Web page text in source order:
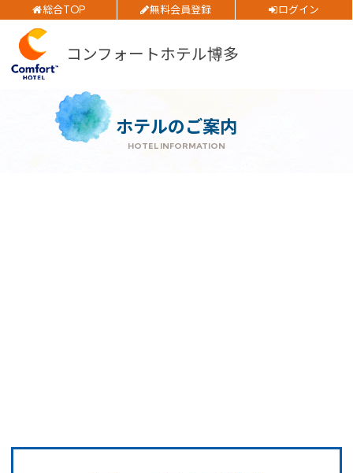
総合TOP 無料会員登録 ログイン
コンフォートホテル博多
チェックイン日
チェックアウト日
部屋数
大人人数
ホテルのご案内
HOTEL INFORMATION
公式Webサイトからのご予約